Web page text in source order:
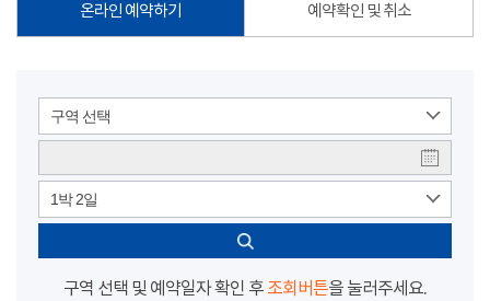
온라인 예약하기 예약확인 및 취소
구역 선택
1박 2일
구역 선택 및 예약일자 확인 후 조회버튼을 눌러주세요.